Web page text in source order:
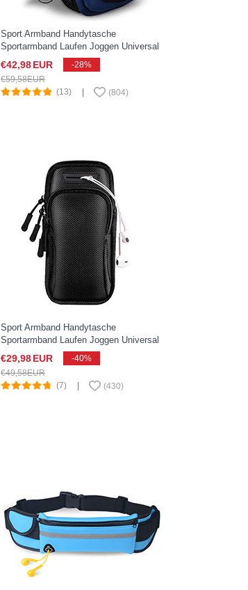
Sport Armband Handytasche
Sportarmband Laufen Joggen Universal
A03 für Google Pixel 3 XL Blau
€42,98EUR
-28%
€59,58EUR
(13)
(804)
Sport Armband Handytasche
Sportarmband Laufen Joggen Universal
A01 für Google Pixel 3 XL Schwarz
€29,98EUR
-40%
€49,58EUR
(7)
(430)